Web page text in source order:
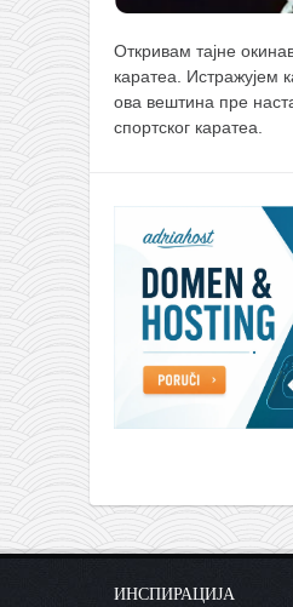
Откривам тајне
каратеа. Истражујем
ова вештина пре
спортског каратеа.
ИНСПИРАЦИЈА